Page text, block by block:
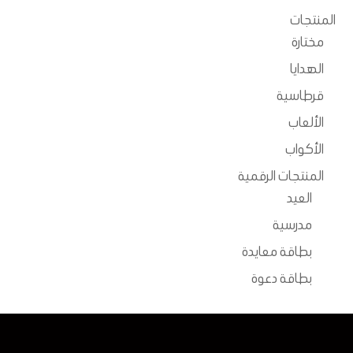
المنتجات
مختارة
الهدايا
قرطاسية
الألعاب
الأكواب
المنتجات الرقمية
العيد
مدرسية
بطاقة معايدة
بطاقة دعوة